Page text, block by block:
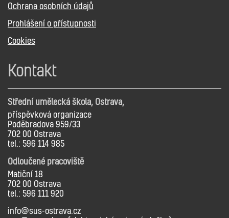
Ochrana osobních údajů
Prohlášení o přístupnosti
Cookies
Kontakt
Střední umělecká škola, Ostrava,
příspěvková organizace
Poděbradova 959/33
702 00 Ostrava
tel.: 596 114 985
Odloučené pracoviště
Matiční 18
702 00 Ostrava
tel.: 596 111 920
info@sus-ostrava.cz